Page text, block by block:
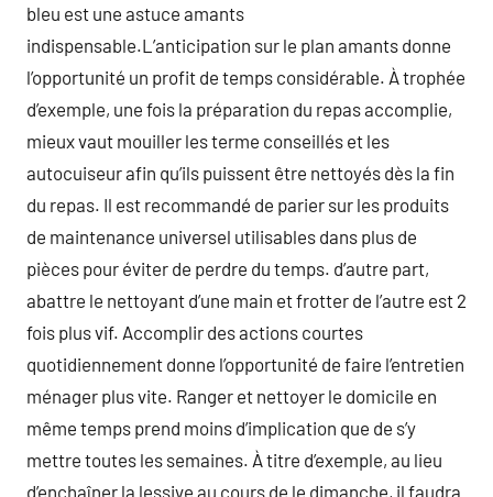
bleu est une astuce amants
indispensable.L’anticipation sur le plan amants donne
l’opportunité un profit de temps considérable. À trophée
d’exemple, une fois la préparation du repas accomplie,
mieux vaut mouiller les terme conseillés et les
autocuiseur afin qu’ils puissent être nettoyés dès la fin
du repas. Il est recommandé de parier sur les produits
de maintenance universel utilisables dans plus de
pièces pour éviter de perdre du temps. d’autre part,
abattre le nettoyant d’une main et frotter de l’autre est 2
fois plus vif. Accomplir des actions courtes
quotidiennement donne l’opportunité de faire l’entretien
ménager plus vite. Ranger et nettoyer le domicile en
même temps prend moins d’implication que de s’y
mettre toutes les semaines. À titre d’exemple, au lieu
d’enchaîner la lessive au cours de le dimanche, il faudra